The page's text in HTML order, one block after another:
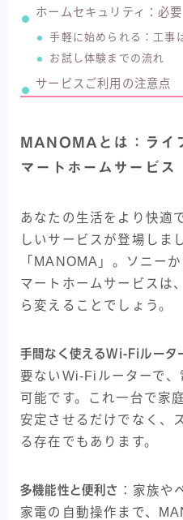
ホームセキュリティ：必
手軽に始められる：工事
お試し体験までの流れ
サービスご利用の注意点
MANOMAとは：ライ
マートホームサービス
あなたの生活をより快適
しいサービスが登場しま
「MANOMA」。ソニー
マートホームサービスは
ら変えることでしょう。
手間なく使えるWi-Fiルータ
要ないWi-Fiルーターで、
可能です。これ一台で家
安定させるだけでなく、
る存在でもあります。
多機能性と便利さ ：家族や
家電の自動操作まで、